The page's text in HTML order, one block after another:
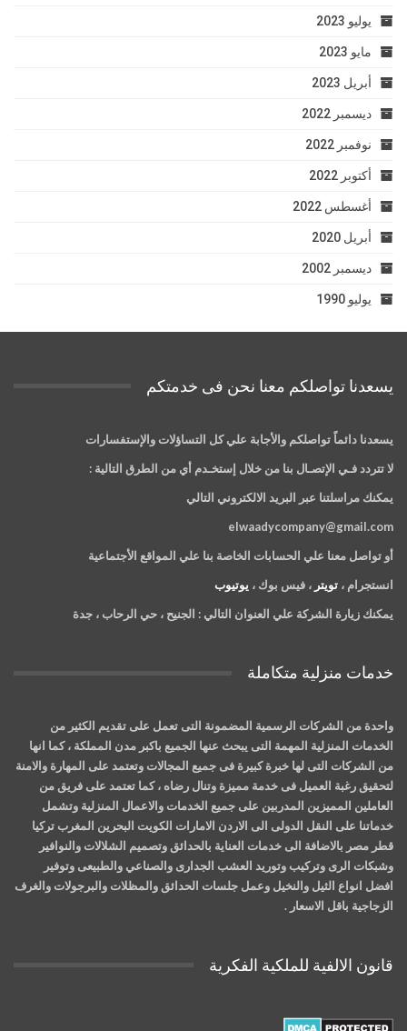
يوليو 2023
مايو 2023
أبريل 2023
ديسمبر 2022
نوفمبر 2022
أكتوبر 2022
أغسطس 2022
أبريل 2020
ديسمبر 2002
يوليو 1990
يسعدنا تواصلكم معنا نحن فى خدمتكم
يسعدنا دائماً تواصلكم والأجابة علي كل التساؤلات والإستفسارات
لا تتردد فـي الإتصـال بنا من خلال إستخـدم أي من الطرق التالية :
يمكنك مراسلتنا عبر البريد الالكتروني التالي
elwaadycompany@gmail.com
أو تواصل معنا علي الحسابات الخاصة بنا علي المواقع الأجتماعية
انستجرام ، تويتر ، فيس بوك ، يوتيوب
يمكنك زيارة الشركة علي العنوان التالي : الجنيح ، حي الرحاب ، جدة
خدمات منزلية متكاملة
واحدة من الشركات الرسمية المضمونة التى تعمل على تقديم الكثير من
الخدمات المنزلية المهمة التى يبحث عنها الجميع باكبر مدن المملكة ، كما انها
من الشركات التى لها خبرة كبيرة فى جميع المجالات وتعتمد على المهارة والامنة
لتحقيق رغبة العميل فى خدمة مميزة وتنال رضاه ، كما تعتمد على فريق من
العاملين المميزين المدربين على جميع الخدمات والاعمال المنزلية وتشمل
خدماتنا على النقل الدولى الى الاردن الامارات الكويت البحرين المغرب تركيا
قطر مصر بالاضافة الى خدمات العناية بالحدائق وتصميم الشلالات والنوافير
وشبكات الرى وتركيب وتوريد العشب الجدارى والصناعي والطبيعى وتوفير
افضل انواع الثيل والنخيل وعمل جلسات الحدائق والمظلات والبرجولات والغرف
الزجاجية باقل الاسعار .
قانون الالفية للملكية الفكرية